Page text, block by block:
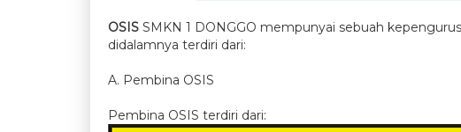
OSIS SMKN 1 DONGGO mempunyai sebuah
didalamnya terdiri dari:
A. Pembina OSIS
Pembina OSIS terdiri dari: